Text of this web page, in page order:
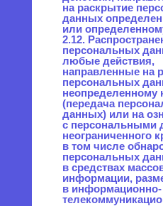
— самостоятельно определять
состав и перечень мер,
необходимых и достаточных
для обеспечения выполнения
обязанностей,
предусмотренных Законом
о персональных данных
и принятыми в соответствии
с ним нормативными
правовыми актами, если иное
не предусмотрено Законом
о персональных данных или
другими федеральными
законами.
3.2. Оператор обязан:
— предоставлять субъекту
персональных данных по его
просьбе информацию,
касающуюся обработки его
персональных данных;
— организовывать обработку
персональных данных
в порядке, установленном
действующим
законодательством РФ;
— отвечать на обращения